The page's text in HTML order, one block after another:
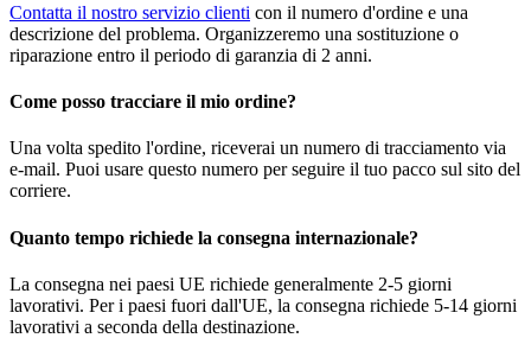
Contatta il nostro servizio clienti con il numero d'ordine e una
descrizione del problema. Organizzeremo una sostituzione o
riparazione entro il periodo di garanzia di 2 anni.
Come posso tracciare il mio ordine?
Una volta spedito l'ordine, riceverai un numero di tracciamento via
e-mail. Puoi usare questo numero per seguire il tuo pacco sul sito del
corriere.
Quanto tempo richiede la consegna internazionale?
La consegna nei paesi UE richiede generalmente 2-5 giorni
lavorativi. Per i paesi fuori dall'UE, la consegna richiede 5-14 giorni
lavorativi a seconda della destinazione.